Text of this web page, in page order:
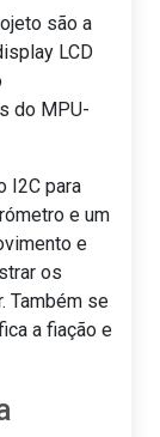
são a
LCD
do MPU-
I2C para
e um
e
os
Também se
a fiação e